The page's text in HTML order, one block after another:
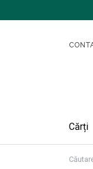
Cărți